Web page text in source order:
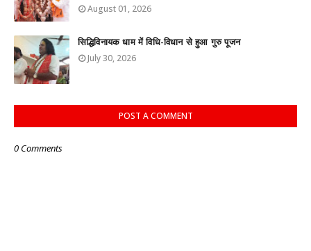
August 01, 2026
सिद्धिविनायक धाम में विधि-विधान से हुआ गुरु पूजन
July 30, 2026
POST A COMMENT
0 Comments